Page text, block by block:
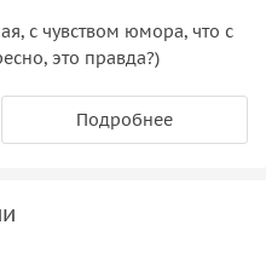
с чувством юмора, что с
это правда?)
Подробнее